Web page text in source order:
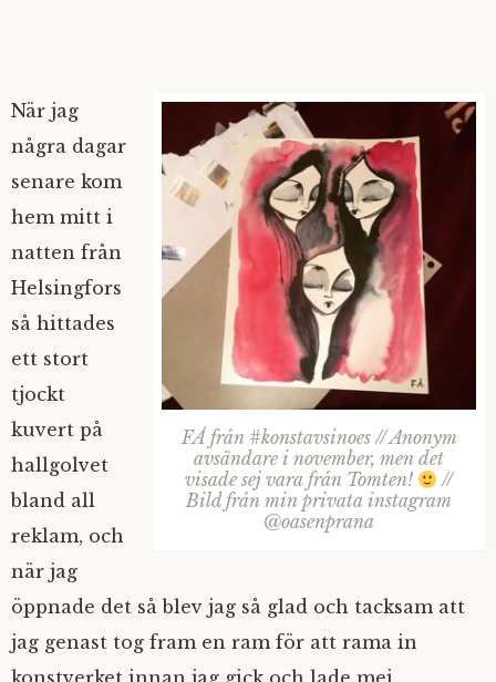
FÅ från #konstavsinoes // Anonym
avsändare i november, men det
visade sej vara från Tomten!
//
Bild från min privata instagram
@oasenprana
När jag
några dagar
senare kom
hem mitt i
natten från
Helsingfors
så hittades
ett stort
tjockt
kuvert på
hallgolvet
bland all
reklam, och
när jag
öppnade det så blev jag så glad och tacksam att
jag genast tog fram en ram för att rama in
konstverket innan jag gick och lade mej.